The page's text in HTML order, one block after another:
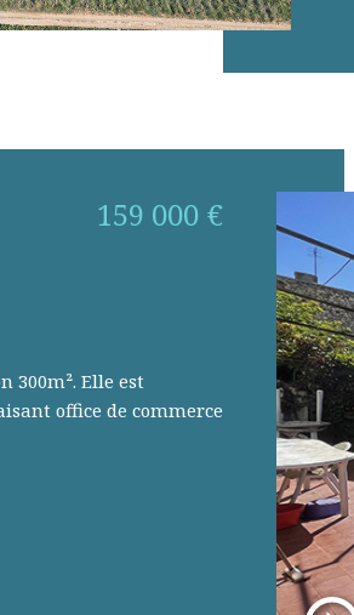
159 000 €
300m². Elle est
office de commerce